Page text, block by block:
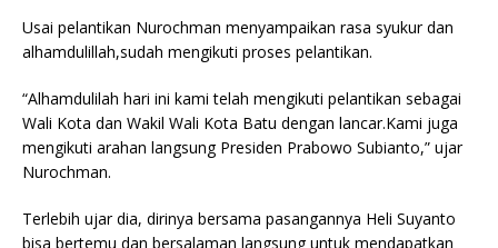
Usai pelantikan Nurochman menyampaikan rasa syukur dan
alhamdulillah,sudah mengikuti proses pelantikan.
“Alhamdulilah hari ini kami telah mengikuti pelantikan sebagai
Wali Kota dan Wakil Wali Kota Batu dengan lancar.Kami juga
mengikuti arahan langsung Presiden Prabowo Subianto,” ujar
Nurochman.
Terlebih ujar dia, dirinya bersama pasangannya Heli Suyanto
bisa bertemu dan bersalaman langsung untuk mendapatkan